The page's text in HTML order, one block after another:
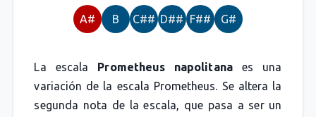
A# B C## D## F## G#
La escala Prometheus napolitanaes una
variación de la escala Prometheus. Se altera la
segunda nota de la escala, que pasa a ser un